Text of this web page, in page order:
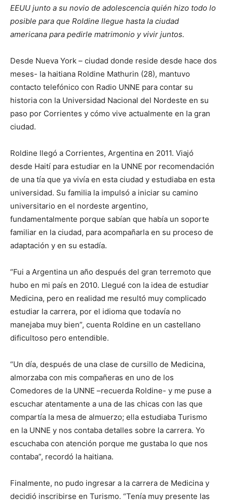
EEUU junto a su novio de adolescencia quién hizo todo lo
posible para que Roldine llegue hasta la ciudad
americana para pedirle matrimonio y vivir juntos.
Desde Nueva York – ciudad donde reside desde hace dos
meses- la haitiana Roldine Mathurin (28), mantuvo
contacto telefónico con Radio UNNE para contar su
historia con la Universidad Nacional del Nordeste en su
paso por Corrientes y cómo vive actualmente en la gran
ciudad.
Roldine llegó a Corrientes, Argentina en 2011. Viajó
desde Haití para estudiar en la UNNE por recomendación
de una tía que ya vivía en esta ciudad y estudiaba en esta
universidad. Su familia la impulsó a iniciar su camino
universitario en el nordeste argentino,
fundamentalmente porque sabían que había un soporte
familiar en la ciudad, para acompañarla en su proceso de
adaptación y en su estadía.
“Fui a Argentina un año después del gran terremoto que
hubo en mi país en 2010. Llegué con la idea de estudiar
Medicina, pero en realidad me resultó muy complicado
estudiar la carrera, por el idioma que todavía no
manejaba muy bien”, cuenta Roldine en un castellano
dificultoso pero entendible.
“Un día, después de una clase de cursillo de Medicina,
almorzaba con mis compañeras en uno de los
Comedores de la UNNE –recuerda Roldine- y me puse a
escuchar atentamente a una de las chicas con las que
compartía la mesa de almuerzo; ella estudiaba Turismo
en la UNNE y nos contaba detalles sobre la carrera. Yo
escuchaba con atención porque me gustaba lo que nos
contaba”, recordó la haitiana.
Finalmente, no pudo ingresar a la carrera de Medicina y
decidió inscribirse en Turismo. “Tenía muy presente las